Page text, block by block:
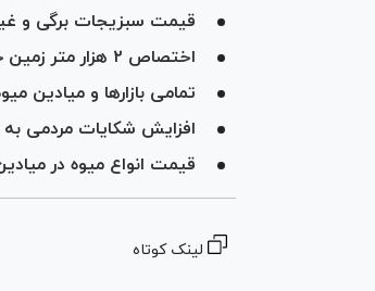
قیمت سبزیجات برگی و
اختصاص ۲ هزار متر زمین جهت ساخت ایستگاه آتش‌نشانی و بازار میوه و تره‌بار
تمامی بازار‌ها و میادین
افزایش شکایات مردمی
قیمت انواع میوه در
لینک کوتاه